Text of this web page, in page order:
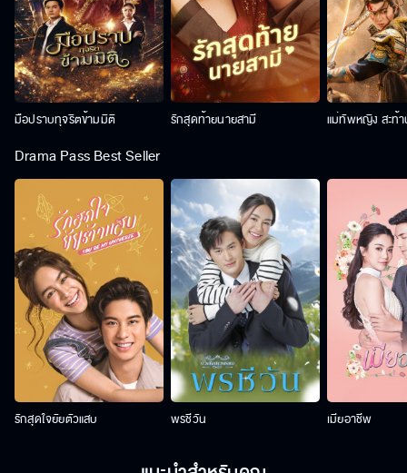
มือปราบทุจริตข้ามมิติ รักสุดท้ายนายสามี แม่ทัพหญิง สะท้
Drama Pass Best Seller
รักสุดใจยัยตัวแสบ พรชีวัน เมียอาชีพ